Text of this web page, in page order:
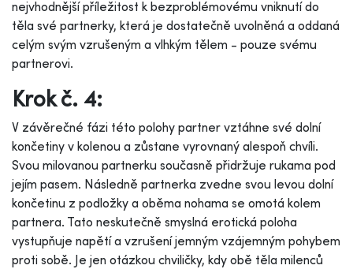
nejvhodnější příležitost k bezproblémovému vniknutí do
těla své partnerky, která je dostatečně uvolněná a oddaná
celým svým vzrušeným a vlhkým tělem - pouze svému
partnerovi.
Krok č. 4:
V závěrečné fázi této polohy partner vztáhne své dolní
končetiny v kolenou a zůstane vyrovnaný alespoň chvíli.
Svou milovanou partnerku současně přidržuje rukama pod
jejím pasem. Následně partnerka zvedne svou levou dolní
končetinu z podložky a oběma nohama se omotá kolem
partnera. Tato neskutečně smyslná erotická poloha
vystupňuje napětí a vzrušení jemným vzájemným pohybem
proti sobě. Je jen otázkou chviličky, kdy obě těla milenců